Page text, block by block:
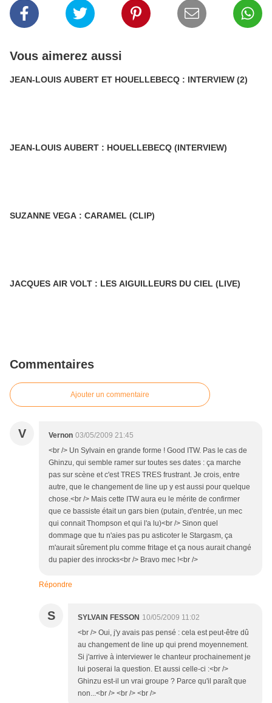
Vous aimerez aussi
JEAN-LOUIS AUBERT ET HOUELLEBECQ : INTERVIEW (2)
JEAN-LOUIS AUBERT : HOUELLEBECQ (INTERVIEW)
SUZANNE VEGA : CARAMEL (CLIP)
JACQUES AIR VOLT : LES AIGUILLEURS DU CIEL (LIVE)
Commentaires
Ajouter un commentaire
V Vernon 03/05/2009 21:45
<br /> Un Sylvain en grande forme ! Good ITW. Pas le cas de
Ghinzu, qui semble ramer sur toutes ses dates : ça marche
pas sur scène et c'est TRES TRES frustrant. Je crois, entre
autre, que le changement de line up y est aussi pour quelque
chose.<br /> Mais cette ITW aura eu le mérite de confirmer
que ce bassiste était un gars bien (putain, d'entrée, un mec
qui connait Thompson et qui l'a lu)<br /> Sinon quel
dommage que tu n'aies pas pu asticoter le Stargasm, ça
m'aurait sûrement plu comme fritage et ça nous aurait changé
du papier des inrocks<br /> Bravo mec !<br />
Répondre
S SYLVAIN FESSON 10/05/2009 11:02
<br /> Oui, j'y avais pas pensé : cela est peut-être dû
au changement de line up qui prend moyennement.
Si j'arrive à interviewer le chanteur prochainement je
lui poserai la question. Et aussi celle-ci :<br />
Ghinzu est-il un vrai groupe ? Parce qu'il paraît que
non...<br /> <br /> <br />